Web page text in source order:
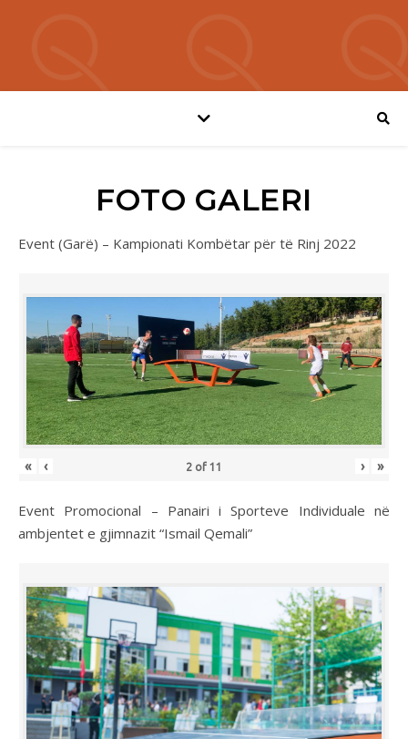
FOTO GALERI
Event (Garë) – Kampionati Kombëtar për të Rinj 2022
« ‹ 2 of 11 › »
Event Promocional – Panairi i Sporteve Individuale në
ambjentet e gjimnazit “Ismail Qemali”